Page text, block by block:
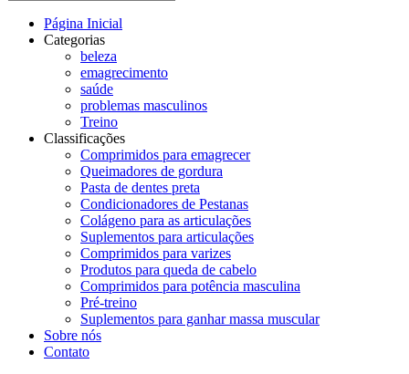
Página Inicial
Categorias
beleza
emagrecimento
saúde
problemas masculinos
Treino
Classificações
Comprimidos para emagrecer
Queimadores de gordura
Pasta de dentes preta
Condicionadores de Pestanas
Colágeno para as articulações
Suplementos para articulações
Comprimidos para varizes
Produtos para queda de cabelo
Comprimidos para potência masculina
Pré-treino
Suplementos para ganhar massa muscular
Sobre nós
Contato